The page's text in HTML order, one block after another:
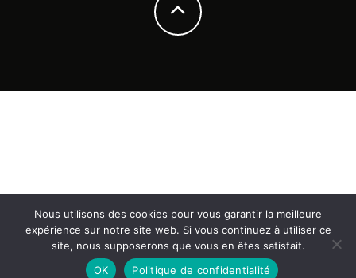
Nous utilisons des cookies pour vous garantir la meilleure
expérience sur notre site web. Si vous continuez à utiliser ce
site, nous supposerons que vous en êtes satisfait.
OK
Politique de confidentialité